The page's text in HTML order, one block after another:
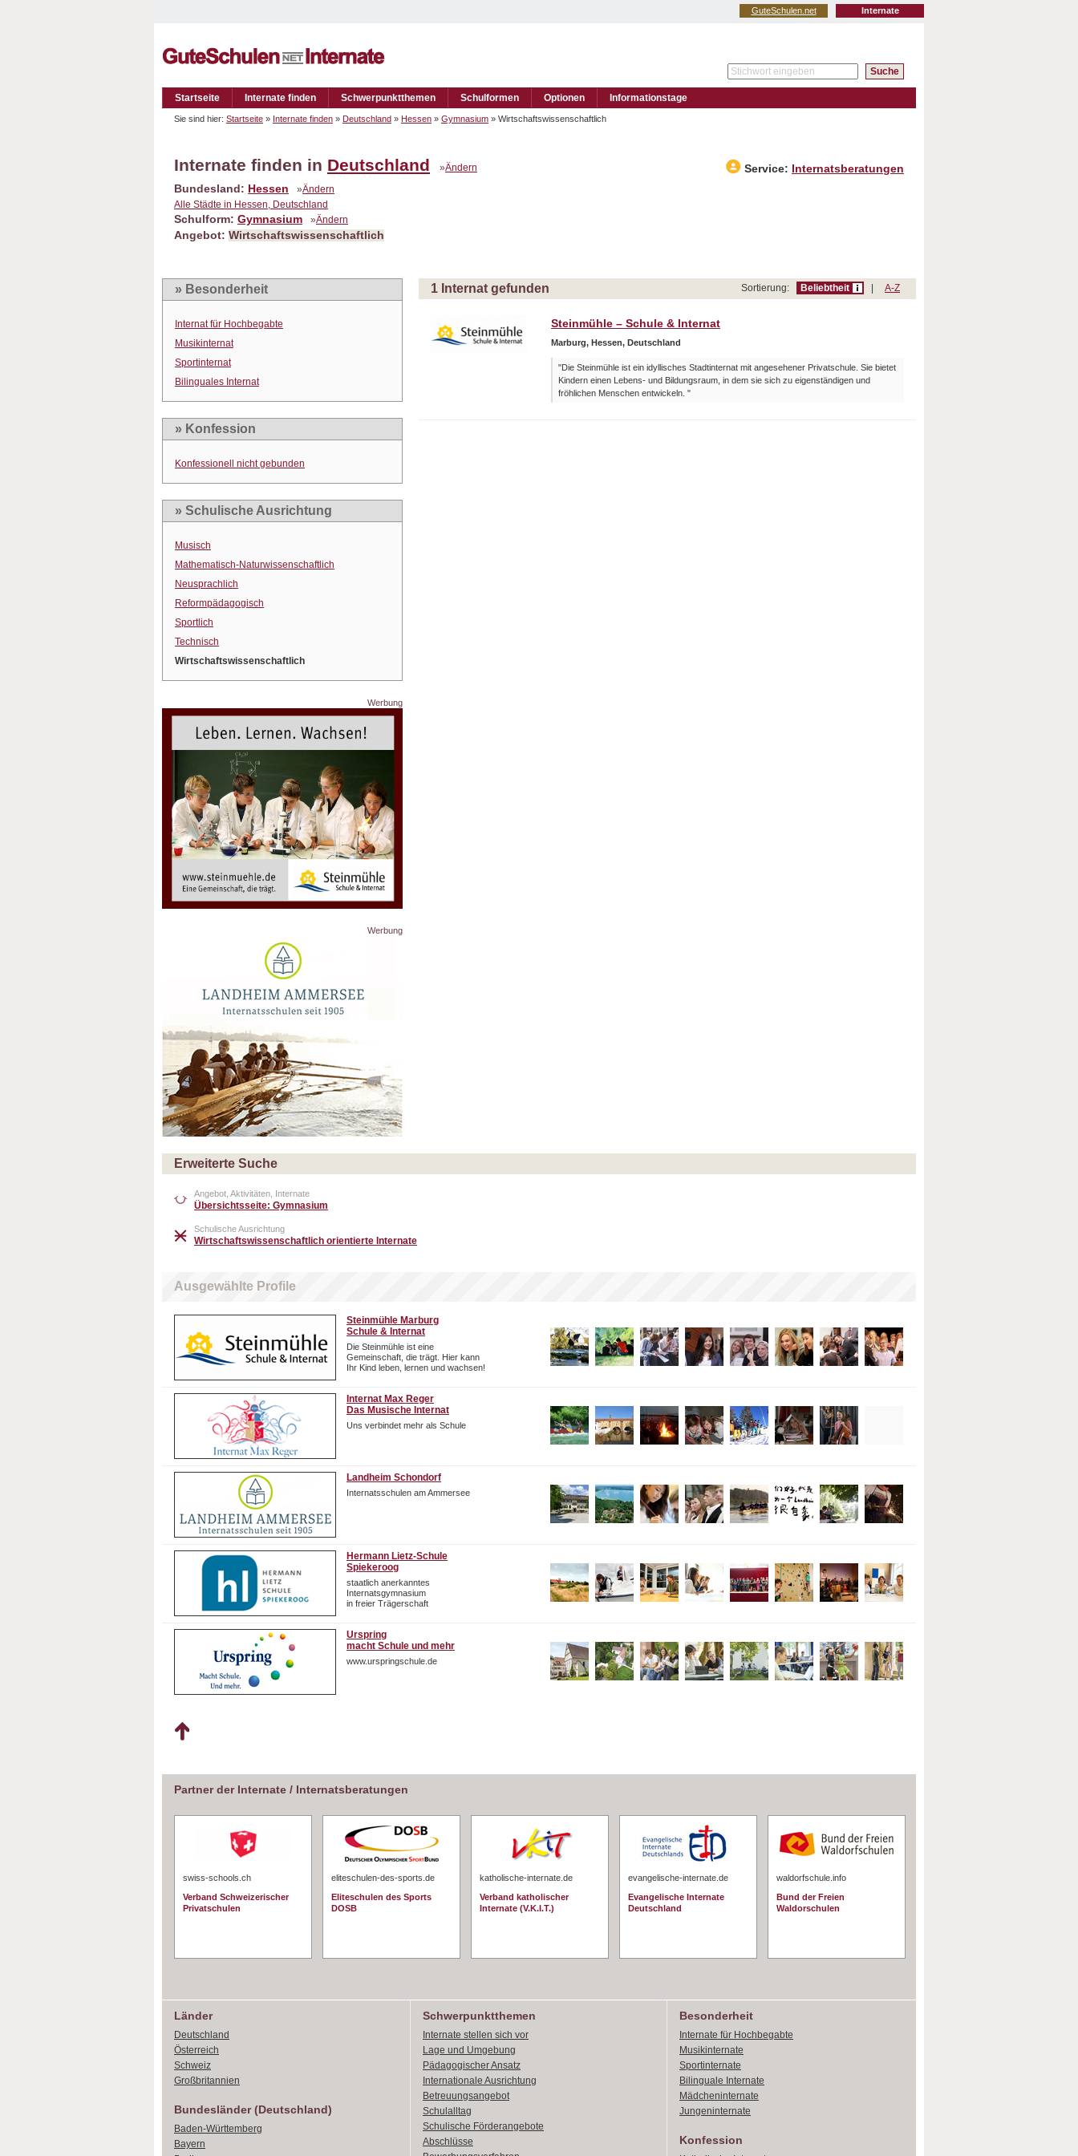
Internate
GuteSchulen.net
Startseite Internate finden Schwerpunktthemen Schulformen Optionen Informationstage
Sie sind hier: Startseite » Internate finden » Deutschland » Hessen » Gymnasium » Wirtschaftswissenschaftlich
Internate finden in Deutschland »Ändern Service:
Internatsberatungen
Bundesland: Hessen »Ändern
Alle Städte in Hessen, Deutschland
Schulform: Gymnasium »Ändern
Angebot: Wirtschaftswissenschaftlich
» Besonderheit
Internat für Hochbegabte
Musikinternat
Sportinternat
Bilinguales Internat
» Konfession
Konfessionell nicht gebunden
» Schulische Ausrichtung
Musisch
Mathematisch-Naturwissenschaftlich
Neusprachlich
Reformpädagogisch
Sportlich
Technisch
Wirtschaftswissenschaftlich
Werbung
Werbung
1 Internat gefunden Sortierung: Beliebtheit A-Z
Steinmühle – Schule & Internat
Marburg, Hessen, Deutschland
"Die Steinmühle ist ein idyllisches Stadtinternat mit angesehener Privatschule. Sie bietet
Kindern einen Lebens- und Bildungsraum, in dem sie sich zu eigenständigen und
fröhlichen Menschen entwickeln. "
Erweiterte Suche
Angebot, Aktivitäten, Internate
Übersichtsseite: Gymnasium
Schulische Ausrichtung
Wirtschaftswissenschaftlich orientierte Internate
Ausgewählte Profile
Steinmühle Marburg
Schule & Internat
Die Steinmühle ist eine
Gemeinschaft, die trägt. Hier kann
Ihr Kind leben, lernen und wachsen!
Internat Max Reger
Das Musische Internat
Uns verbindet mehr als Schule
Landheim Schondorf
Internatsschulen am Ammersee
Hermann Lietz-Schule
Spiekeroog
staatlich anerkanntes
Internatsgymnasium
in freier Trägerschaft
Urspring
macht Schule und mehr
www.urspringschule.de
Partner der Internate / Internatsberatungen
swiss-schools.ch
Verband Schweizerischer
Privatschulen
eliteschulen-des-sports.de
Eliteschulen des Sports
DOSB
katholische-internate.de
Verband katholischer
Internate (V.K.I.T.)
evangelische-internate.de
Evangelische Internate
Deutschland
waldorfschule.info
Bund der Freien
Waldorschulen
Länder
Deutschland
Österreich
Schweiz
Großbritannien
Bundesländer (Deutschland)
Baden-Württemberg
Bayern
Schwerpunktthemen
Internate stellen sich vor
Lage und Umgebung
Pädagogischer Ansatz
Internationale Ausrichtung
Betreuungsangebot
Schulalltag
Schulische Förderangebote
Abschlüsse
Besonderheit
Internate für Hochbegabte
Musikinternate
Sportinternate
Bilinguale Internate
Mädcheninternate
Jungeninternate
Konfession